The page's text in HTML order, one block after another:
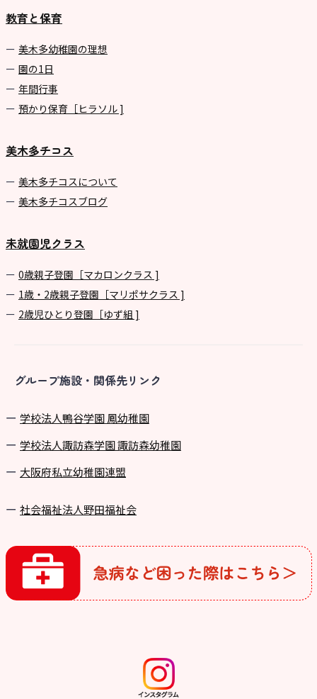
教育と保育
美⽊多幼稚園の理想
園の1⽇
年間⾏事
預かり保育［ヒラソル ]
美木多チコス
美⽊多チコスについて
美⽊多チコスブログ
未就園児クラス
0歳親子登園［マカロンクラス ]
1歳・2歳親子登園［マリポサクラス ]
2歳児ひとり登園［ゆず組 ]
グループ施設・関係先リンク
学校法⼈鴨⾕学園 鳳幼稚園
学校法⼈諏訪森学園 諏訪森幼稚園
⼤阪府私⽴幼稚園連盟
社会福祉法人野田福祉会